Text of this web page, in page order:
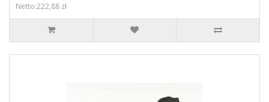
Netto:222,88 zł